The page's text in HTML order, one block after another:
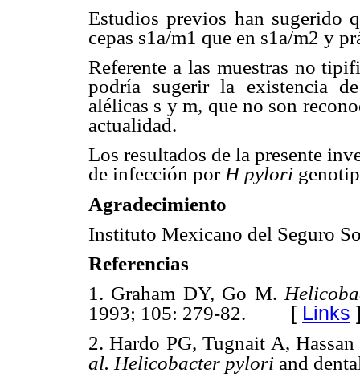
Estudios previos han sugerido
cepas s1a/m1 que en s1a/m2 y
Referente a las muestras no
podría sugerir la existencia
alélicas s y m, que no son
actualidad.
Los resultados de la presente
de infección porH pylori
Agradecimiento
Instituto Mexicano del Seguro
Referencias
1. Graham DY, Go M.
1993; 105: 279-82. [ Links
2. Hardo PG, Tugnait A,
al. Helicobacter pylori and